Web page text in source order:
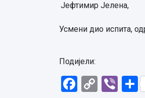
Јефтимир Јелена,
Усмени дио испита,
Подијели:
Facebook
Copy